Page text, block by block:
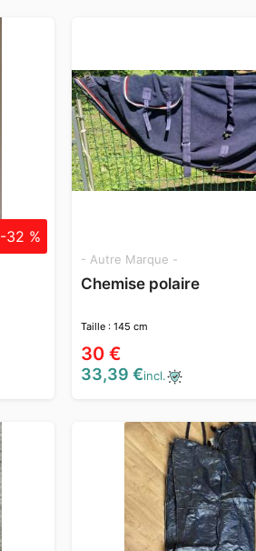
-32 %
- Autre Marque -
Chemise polaire
Taille : 145 cm
30 €
33,39 €incl.